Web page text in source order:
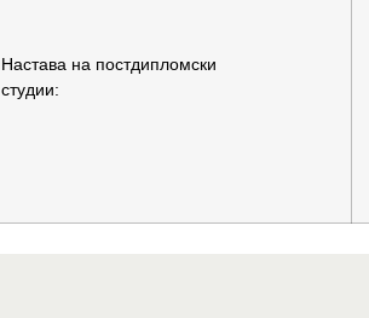
Настава на постдипломски
студии: